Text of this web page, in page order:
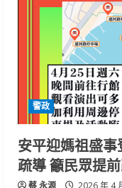
隨
攻
擊
永
康
警
調
閱
百
支
監
視
器
隔
日
傍
晚
火
警政
安平迎媽祖盛
疏導 籲民眾提